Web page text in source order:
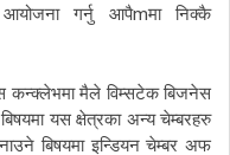
आयोजना गर्नु आपैmमा
निक्कै
कन्क्लेभमा मैले विम्सटेक बिजनेस
बिषयमा यस क्षेत्रका अन्य चेम्बरहरु
बिषयमा इन्डियन चेम्बर अफ